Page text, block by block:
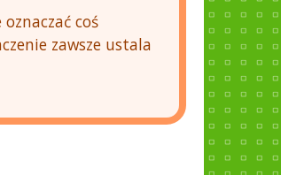
coś
zawsze ustala